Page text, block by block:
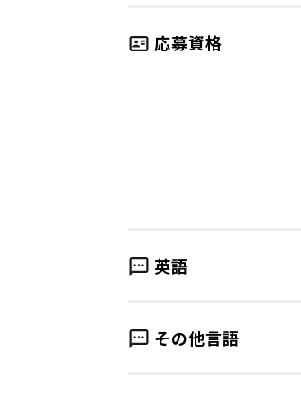
応募資格
英語
その他言語